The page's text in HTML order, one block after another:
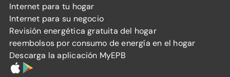
Internet para tu hogar
Internet para su negocio
Revisión energética gratuita del hogar
reembolsos por consumo de energía en el hogar
Descarga la aplicación MyEPB